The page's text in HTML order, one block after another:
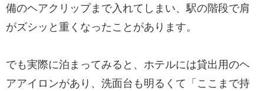
備のヘアクリップまで入れてしまい、駅の階段で肩
がズシッと重くなったことがあります。
でも実際に泊まってみると、ホテルには貸出用のヘ
アアイロンがあり、洗面台も明るくて「ここまで持